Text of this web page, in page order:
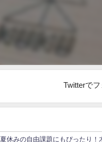
Twitterで
夏休み️の自由課題にもぴったり！